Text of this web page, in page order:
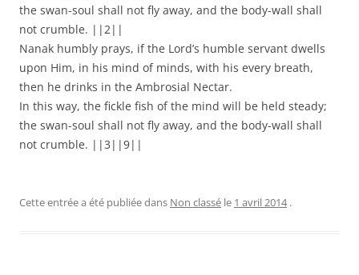
the swan-soul shall not fly away, and the body-wall shall
not crumble. ||2||
Nanak humbly prays, if the Lord’s humble servant dwells
upon Him, in his mind of minds, with his every breath,
then he drinks in the Ambrosial Nectar.
In this way, the fickle fish of the mind will be held steady;
the swan-soul shall not fly away, and the body-wall shall
not crumble. ||3||9||
Cette entrée a été publiée dans Non classé le 1 avril 2014 .